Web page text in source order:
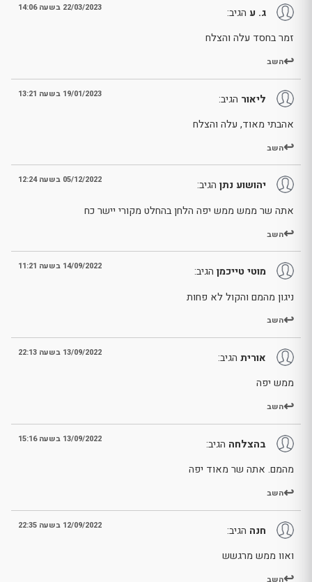
ג. ע הגיב: 22/03/2023 בשעה 14:06
זמר בחסד עלה והצלח
השב
ליאור הגיב: 19/01/2023 בשעה 13:21
אהבתי מאוד, עלה והצלח
השב
יהושוע נתן הגיב: 05/12/2022 בשעה 12:24
אתה שר ממש ממש יפה הלחן בהחלט מקורי יישר כח
השב
מוטי טייכמן הגיב: 14/09/2022 בשעה 11:21
ניגון מהמם והקול לא פחות
השב
אורית הגיב: 13/09/2022 בשעה 22:13
ממש יפה
השב
בהצלחה הגיב: 13/09/2022 בשעה 15:16
מהמם. אתה שר מאוד יפה
השב
חנה הגיב: 12/09/2022 בשעה 22:35
ואוו ממש מרגשש
השב